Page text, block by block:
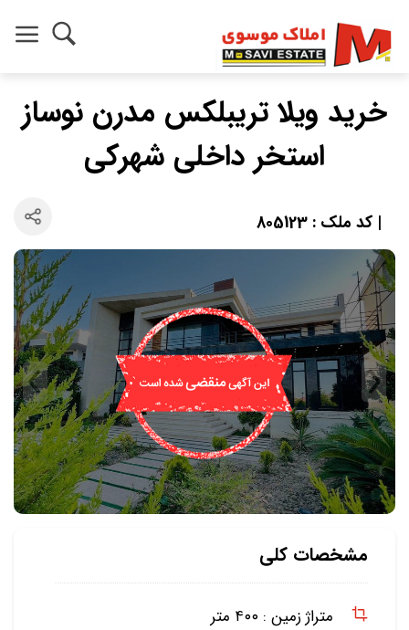
خرید ویلا تریبلکس مدرن نوساز
استخر داخلی شهرکی
| کد ملک : 805123
مشخصات کلی
متراژ زمین : ۴۰۰ متر